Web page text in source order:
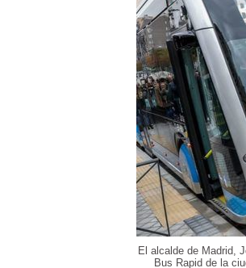
El alcalde de Madrid,
Bus Rapid de la